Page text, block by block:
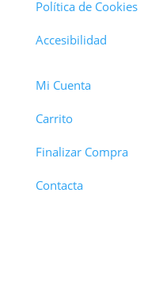
Política de Cookies
Accesibilidad
Mi Cuenta
Carrito
Finalizar Compra
Contacta